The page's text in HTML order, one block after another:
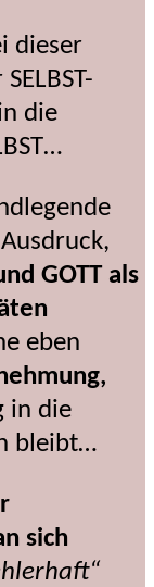
dieser
die
GOTT als
eben
in die
bleibt…
sich